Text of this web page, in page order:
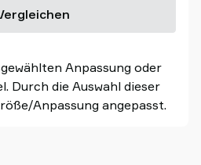
Anpassung oder
Durch die Auswahl dieser
Anpassung angepasst.